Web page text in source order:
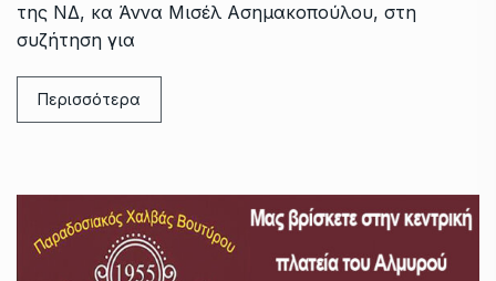
της ΝΔ, κα Άννα Μισέλ Ασημακοπούλου, στη
συζήτηση για
Περισσότερα